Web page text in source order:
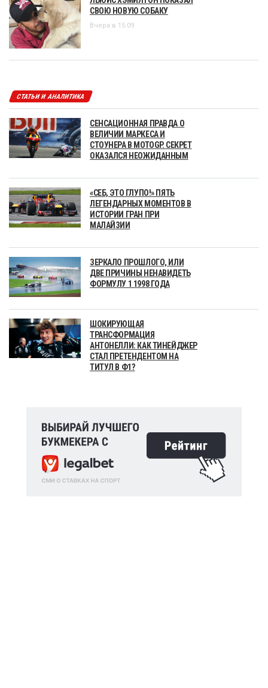
СВОЮ НОВУЮ СОБАКУ
Вчера в 15:09
СТАТЬИ И АНАЛИТИКА
СЕНСАЦИОННАЯ ПРАВДА О
ВЕЛИЧИИ МАРКЕСА И
СТОУНЕРА В MOTOGP. СЕКРЕТ
ОКАЗАЛСЯ НЕОЖИДАННЫМ
«СЕБ, ЭТО ГЛУПО!» ПЯТЬ
ЛЕГЕНДАРНЫХ МОМЕНТОВ В
ИСТОРИИ ГРАН ПРИ
МАЛАЙЗИИ
ЗЕРКАЛО ПРОШЛОГО, ИЛИ
ДВЕ ПРИЧИНЫ НЕНАВИДЕТЬ
ФОРМУЛУ 1 1998 ГОДА
ШОКИРУЮЩАЯ
ТРАНСФОРМАЦИЯ
АНТОНЕЛЛИ: КАК ТИНЕЙДЖЕР
СТАЛ ПРЕТЕНДЕНТОМ НА
ТИТУЛ В Ф1?